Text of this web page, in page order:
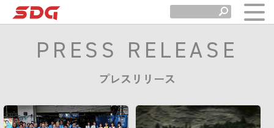
PRESS RELEASE
プレスリリース